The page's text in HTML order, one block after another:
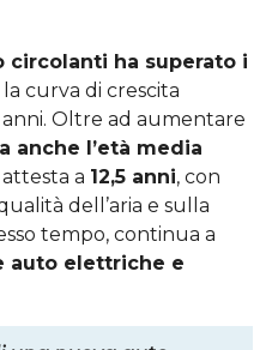
circolanti ha superato i
curva di crescita
Oltre ad aumentare
anche l’età media
attesta a 12,5 anni, con
dell’aria e sulla
tempo, continua a
auto elettriche e